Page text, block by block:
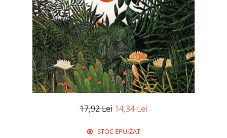
17,92 Lei 14,34 Lei
STOC EPUIZAT